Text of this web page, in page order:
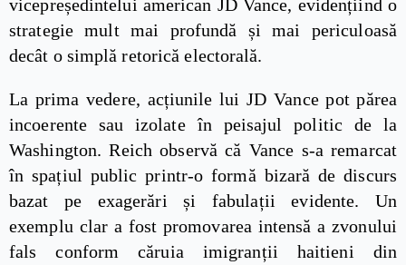
vicepreședintelui american JD Vance, evidențiind o
strategie mult mai profundă și mai periculoasă
decât o simplă retorică electorală.
La prima vedere, acțiunile lui JD Vance pot părea
incoerente sau izolate în peisajul politic de la
Washington. Reich observă că Vance s-a remarcat
în spațiul public printr-o formă bizară de discurs
bazat pe exagerări și fabulații evidente. Un
exemplu clar a fost promovarea intensă a zvonului
fals conform căruia imigranții haitieni din